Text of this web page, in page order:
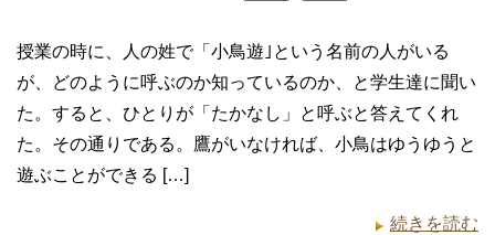
授業の時に、人の姓で「小鳥遊｣という名前の人がいる
が、どのように呼ぶのか知っているのか、と学生達に聞い
た。すると、ひとりが「たかなし」と呼ぶと答えてくれ
た。その通りである。鷹がいなければ、小鳥はゆうゆうと
遊ぶことができる […]
続きを読む